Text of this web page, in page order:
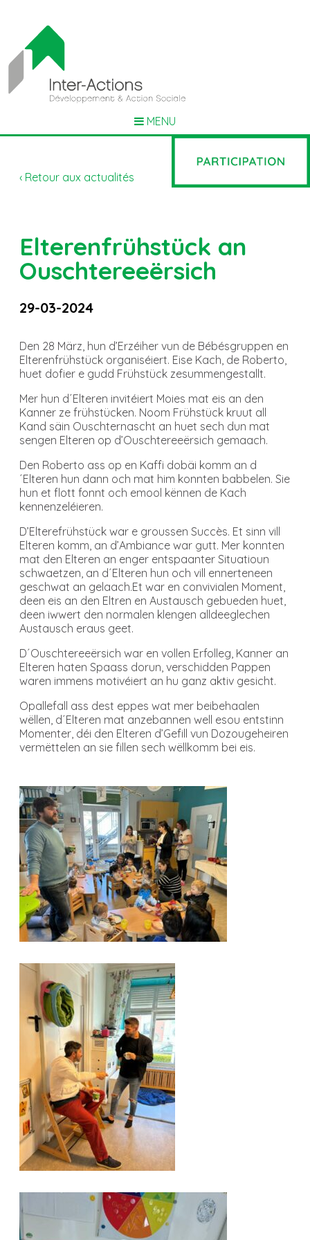
MENU
‹ Retour aux actualités
Elterenfrühstück an
Ouschtereeërsich
29-03-2024
Den 28 März, hun d’Erzéiher vun de Bébésgruppen en
Elterenfrühstück organiséiert. Eise Kach, de Roberto,
huet dofier e gudd Frühstück zesummengestallt.
Mer hun d´Elteren invitéiert Moies mat eis an den
Kanner ze frühstücken. Noom Frühstück kruut all
Kand säin Ouschternascht an huet sech dun mat
sengen Elteren op d’Ouschtereeërsich gemaach.
Den Roberto ass op en Kaffi dobäi komm an d
´Elteren hun dann och mat him konnten babbelen. Sie
hun et flott fonnt och emool kënnen de Kach
kennenzeléieren.
D’Elterefrühstück war e groussen Succès. Et sinn vill
Elteren komm, an d’Ambiance war gutt. Mer konnten
mat den Elteren an enger entspaanter Situatioun
schwaetzen, an d´Elteren hun och vill ennerteneen
geschwat an gelaach.Et war en convivialen Moment,
deen eis an den Eltren en Austausch gebueden huet,
deen iwwert den normalen klengen alldeeglechen
Austausch eraus geet.
D´Ouschtereeërsich war en vollen Erfolleg, Kanner an
Elteren haten Spaass dorun, verschidden Pappen
waren immens motivéiert an hu ganz aktiv gesicht.
Opallefall ass dest eppes wat mer beibehaalen
wëllen, d´Elteren mat anzebannen well esou entstinn
Momenter, déi den Elteren d’Gefill vun Dozougeheiren
vermëttelen an sie fillen sech wëllkomm bei eis.